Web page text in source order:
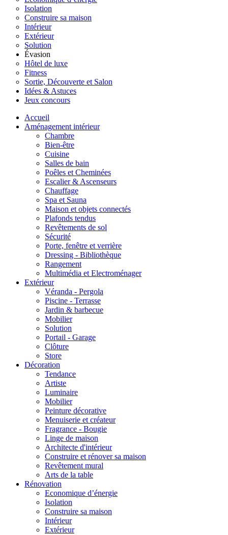
Isolation
Construire sa maison
Intérieur
Extérieur
Solution
Évasion
Hôtel de luxe
Fitness
Sortie, Découverte et Salon
Idées & Astuces
Jeux concours
Accueil
Aménagement intérieur
Chambre
Bien-être
Cuisine
Salles de bain
Poêles et Cheminées
Escalier & Ascenseurs
Chauffage
Spa et Sauna
Maison et objets connectés
Plafonds tendus
Revêtements de sol
Sécurité
Porte, fenêtre et verrière
Dressing - Bibliothèque
Rangement
Multimédia et Electroménager
Extérieur
Véranda - Pergola
Piscine - Terrasse
Jardin & barbecue
Mobilier
Solution
Portail - Garage
Clôture
Store
Décoration
Tendance
Artiste
Luminaire
Mobilier
Peinture décorative
Menuiserie et créateur
Fragrance - Bougie
Linge de maison
Architecte d'intérieur
Construire et rénover sa maison
Revêtement mural
Arts de la table
Rénovation
Economique d’énergie
Isolation
Construire sa maison
Intérieur
Extérieur